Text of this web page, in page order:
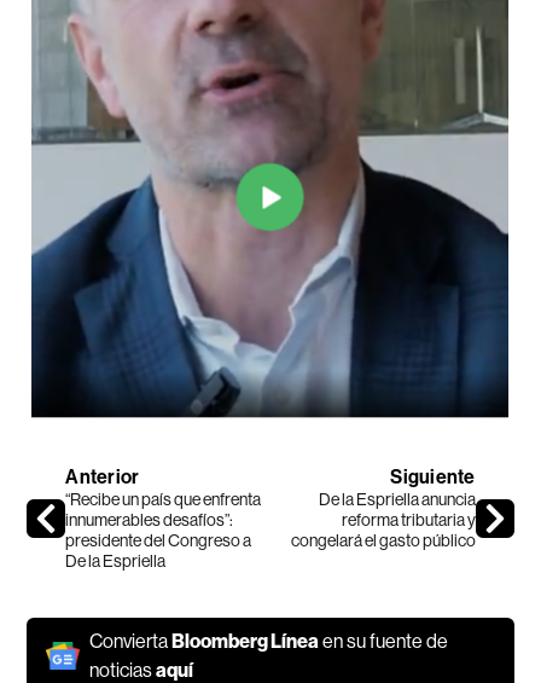
Anterior
“Recibe un país que enfrenta
innumerables desafíos”:
presidente del Congreso a
De la Espriella
Siguiente
De la Espriella anuncia
reforma tributaria y
congelará el gasto público
ConviertaBloomberg Línea en su fuente de
noticiasaquí